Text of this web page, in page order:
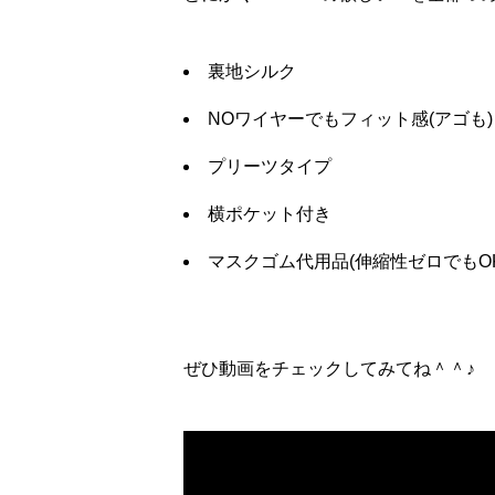
裏地シルク
NOワイヤーでもフィット感(アゴも)
プリーツタイプ
横ポケット付き
マスクゴム代用品(伸縮性ゼロでも
ぜひ動画をチェックしてみてね＾＾♪